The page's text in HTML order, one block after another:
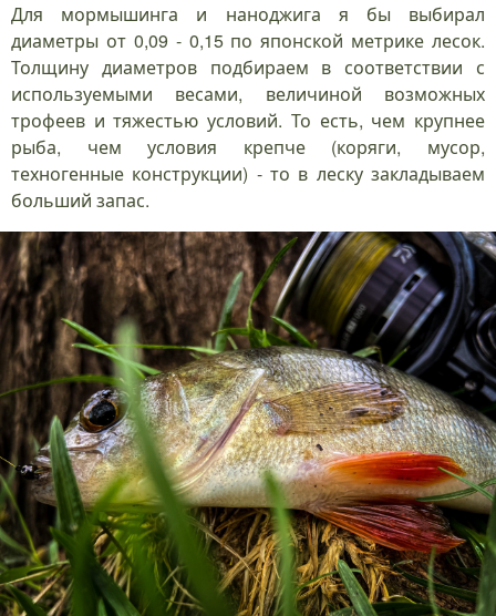
Для мормышинга и наноджига я бы выбирал
диаметры от 0,09 - 0,15 по японской метрике лесок.
Толщину диаметров подбираем в соответствии с
используемыми весами, величиной возможных
трофеев и тяжестью условий. То есть, чем крупнее
рыба, чем условия крепче (коряги, мусор,
техногенные конструкции) - то в леску закладываем
больший запас.